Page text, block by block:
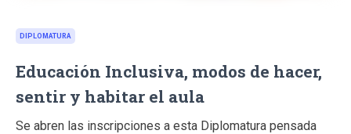
DIPLOMATURA
Educación Inclusiva, modos de hacer,
sentir y habitar el aula
Se abren las inscripciones a esta Diplomatura pensada